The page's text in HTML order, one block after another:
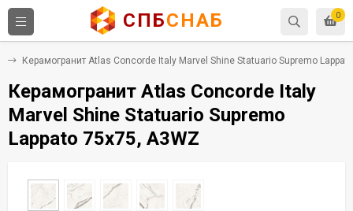
0
СПБСНАБ
Керамогранит Atlas Concorde Italy Marvel Shine Statuario Supremo
Керамогранит Atlas Concorde Italy
Marvel Shine Statuario Supremo
Lappato 75x75, A3WZ